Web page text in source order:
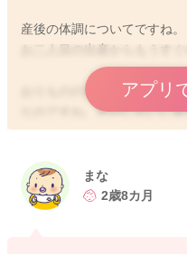
産後の体調についてですね。
お二人目の出産からもうす
おりものの変化があり、そ
なのですね。色やにおいに
ことですから、基本的には
ですが、気になる症状が続
みないとわからないことも
アプリ
まな
2歳8カ月